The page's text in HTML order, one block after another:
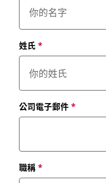
姓氏*
公司電子郵件*
職稱*